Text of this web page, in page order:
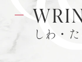
しわ・